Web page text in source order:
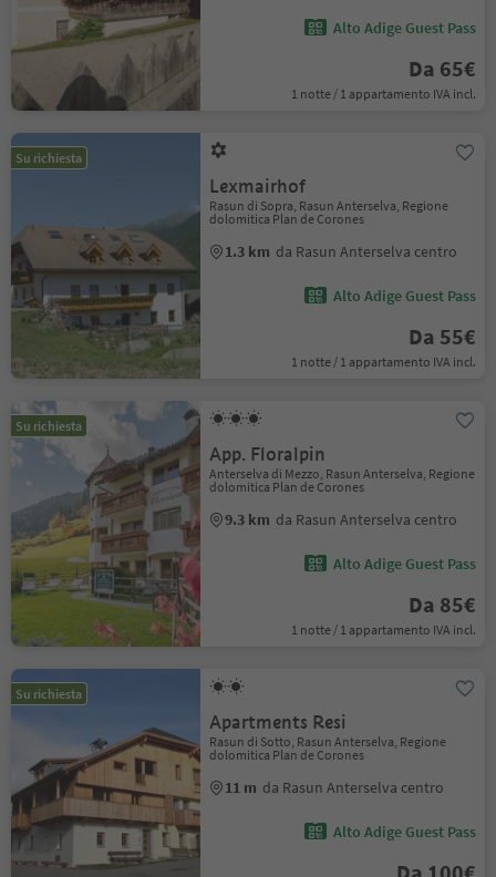
Alto Adige Guest Pass
Da 65€
1 notte / 1 appartamento IVA incl.
Su richiesta
Lexmairhof
Rasun di Sopra, Rasun Anterselva, Regione
dolomitica Plan de Corones
1.3 km da Rasun Anterselva centro
Alto Adige Guest Pass
Da 55€
1 notte / 1 appartamento IVA incl.
Su richiesta
App. Floralpin
Anterselva di Mezzo, Rasun Anterselva, Regione
dolomitica Plan de Corones
9.3 km da Rasun Anterselva centro
Alto Adige Guest Pass
Da 85€
1 notte / 1 appartamento IVA incl.
Su richiesta
Apartments Resi
Rasun di Sotto, Rasun Anterselva, Regione
dolomitica Plan de Corones
11 m da Rasun Anterselva centro
Alto Adige Guest Pass